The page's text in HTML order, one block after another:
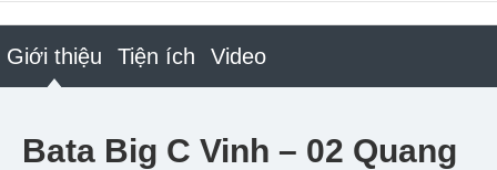
Giới thiệu Tiện ích Video
Bata Big C Vinh – 02 Quang